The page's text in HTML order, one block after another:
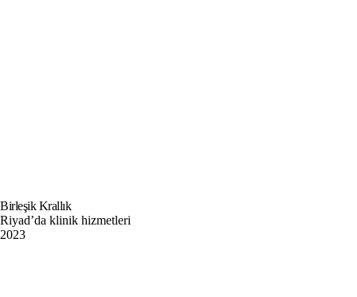
Birleşik Krallık
Riyad’da klinik hizmetleri
2023